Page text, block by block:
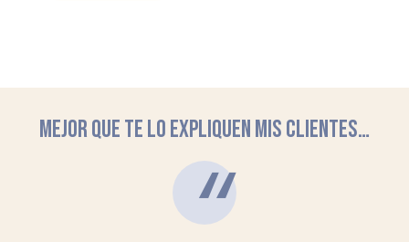
MEJOR QUE TE LO EXPLIQUEN MIS CLIENTES…